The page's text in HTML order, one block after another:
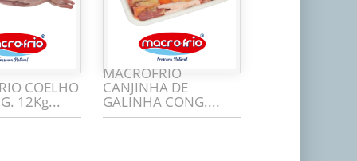
COELHO
12Kg...
MACROFRIO
CANJINHA DE
GALINHA CONG....